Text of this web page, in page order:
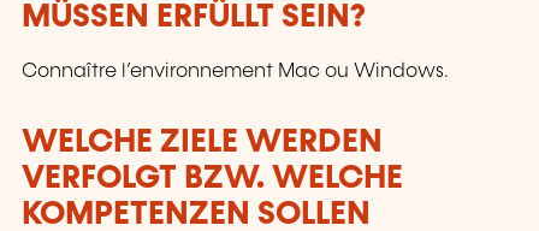
MÜSSEN ERFÜLLT SEIN?
Connaître l’environnement Mac ou Windows.
WELCHE ZIELE WERDEN
VERFOLGT BZW. WELCHE
KOMPETENZEN SOLLEN